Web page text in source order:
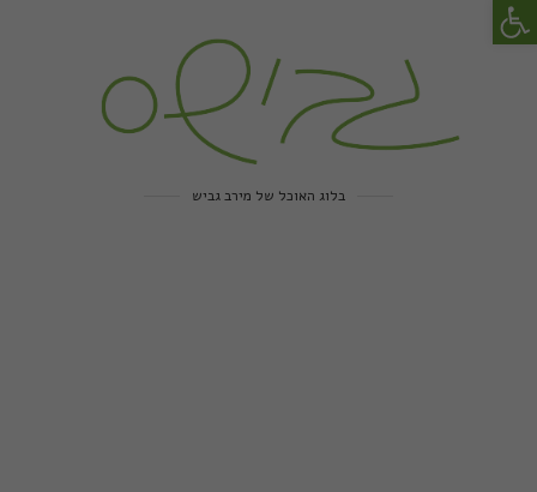
בלוג האוכל של מירב גביש